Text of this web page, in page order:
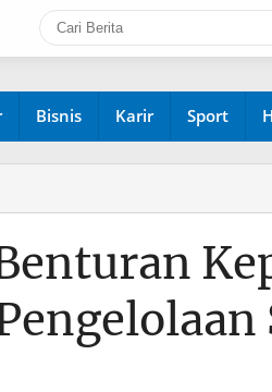
Bisnis Karir Sport